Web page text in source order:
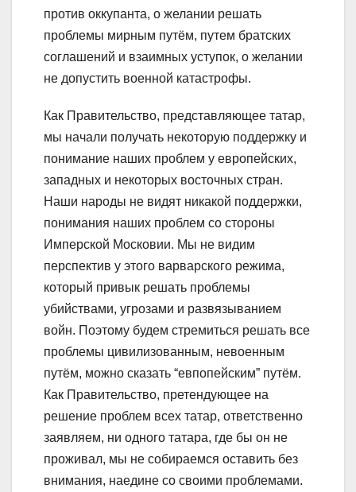
против оккупанта, о желании решать
проблемы мирным путём, путем братских
соглашений и взаимных уступок, о желании
не допустить военной катастрофы.
Как Правительство, представляющее татар,
мы начали получать некоторую поддержку и
понимание наших проблем у европейских,
западных и некоторых восточных стран.
Наши народы не видят никакой поддержки,
понимания наших проблем со стороны
Имперской Московии. Мы не видим
перспектив у этого варварского режима,
который привык решать проблемы
убийствами, угрозами и развязыванием
войн. Поэтому будем стремиться решать все
проблемы цивилизованным, невоенным
путём, можно сказать “евпопейским” путём.
Как Правительство, претендующее на
решение проблем всех татар, ответственно
заявляем, ни одного татара, где бы он не
проживал, мы не собираемся оставить без
внимания, наедине со своими проблемами.